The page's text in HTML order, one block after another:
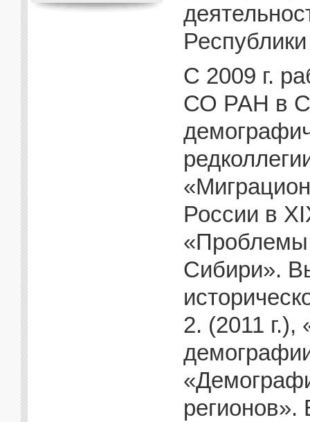
С 2009 г.
СО РАН в
России в
«Проблемы
Сибири».
2. (2011